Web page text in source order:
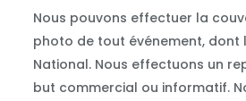
Nous pouvons effectuer la
photo de tout événement, dont
National. Nous effectuons un
but commercial ou informatif.